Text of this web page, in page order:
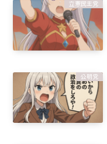
立憲民主党
公明党